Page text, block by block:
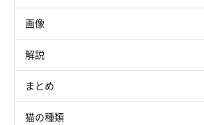
画像
解説
まとめ
猫の種類